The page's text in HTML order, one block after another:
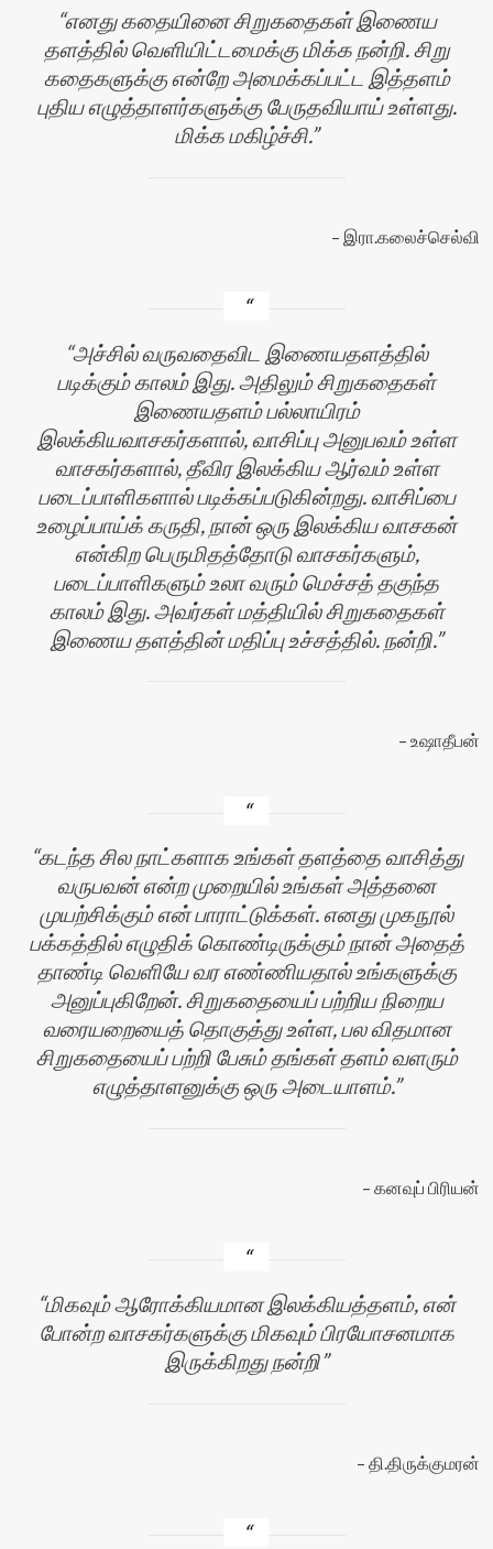
எனது கதையினை சிறுகதைகள் இணைய
தளத்தில் வெளியிட்டமைக்கு மிக்க நன்றி. சிறு
கதைகளுக்கு என்றே அமைக்கப்பட்ட இத்தளம்
புதிய எழுத்தாளர்களுக்கு பேருதவியாய் உள்ளது.
மிக்க மகிழ்ச்சி.
இரா.கலைச்செல்வி
அச்சில் வருவதைவிட இணையதளத்தில்
படிக்கும் காலம் இது. அதிலும் சிறுகதைகள்
இணையதளம் பல்லாயிரம்
இலக்கியவாசகர்களால், வாசிப்பு அனுபவம் உள்ள
வாசகர்களால், தீவிர இலக்கிய ஆர்வம் உள்ள
படைப்பாளிகளால் படிக்கப்படுகின்றது. வாசிப்பை
உழைப்பாய்க் கருதி, நான் ஒரு இலக்கிய வாசகன்
என்கிற பெருமிதத்தோடு வாசகர்களும்,
படைப்பாளிகளும் உலா வரும் மெச்சத் தகுந்த
காலம் இது. அவர்கள் மத்தியில் சிறுகதைகள்
இணைய தளத்தின் மதிப்பு உச்சத்தில். நன்றி.
உஷாதீபன்
கடந்த சில நாட்களாக உங்கள் தளத்தை வாசித்து
வருபவன் என்ற முறையில் உங்கள் அத்தனை
முயற்சிக்கும் என் பாராட்டுக்கள். எனது முகநூல்
பக்கத்தில் எழுதிக் கொண்டிருக்கும் நான் அதைத்
தாண்டி வெளியே வர எண்ணியதால் உங்களுக்கு
அனுப்புகிறேன். சிறுகதையைப் பற்றிய நிறைய
வரையறையைத் தொகுத்து உள்ள, பல விதமான
சிறுகதையைப் பற்றி பேசும் தங்கள் தளம் வளரும்
எழுத்தாளனுக்கு ஒரு அடையாளம்.
கனவுப் பிரியன்
மிகவும் ஆரோக்கியமான இலக்கியத்தளம், என்
போன்ற வாசகர்களுக்கு மிகவும் பிரயோசனமாக
இருக்கிறது நன்றி
தி.திருக்குமரன்